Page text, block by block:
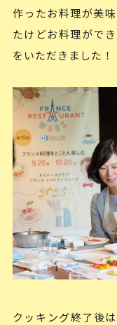
作ったお料理が美
たけどお料理がで
をいただきました！
クッキング終了後